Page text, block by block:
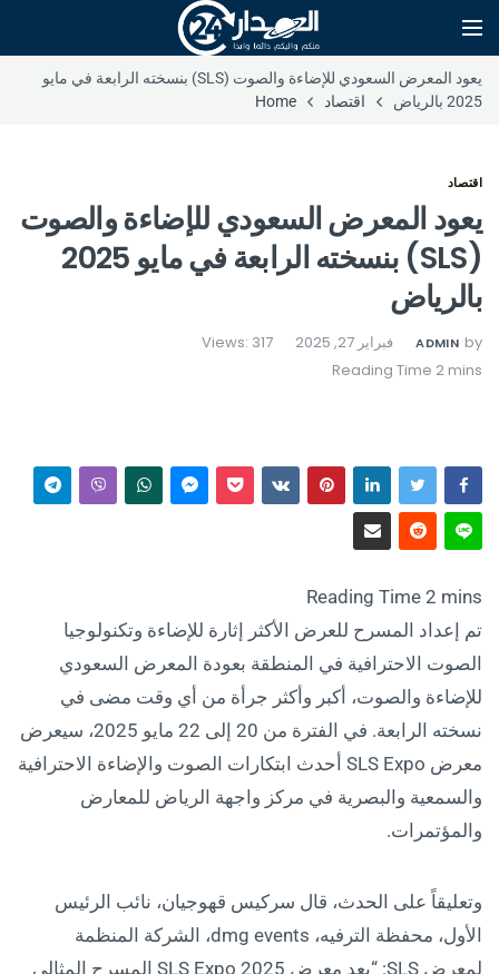
يعود المعرض السعودي للإضاءة والصوت (SLS) بنسخته الرابعة في مايو
2025 بالرياض
اقتصاد Home
اقتصاد
يعود المعرض السعودي للإضاءة والصوت
(SLS) بنسخته الرابعة في مايو 2025
بالرياض
by
ADMIN فبراير 27, 2025 Views: 317
تم إعداد المسرح للعرض الأكثر إثارة للإضاءة وتكنولوجيا
الصوت الاحترافية في المنطقة بعودة المعرض السعودي
للإضاءة والصوت، أكبر وأكثر جرأة من أي وقت مضى في
نسخته الرابعة. في الفترة من 20 إلى 22 مايو 2025، سيعرض
معرض SLS Expo أحدث ابتكارات الصوت والإضاءة الاحترافية
والسمعية والبصرية في مركز واجهة الرياض للمعارض
والمؤتمرات.
وتعليقاً على الحدث، قال سركيس قهوجيان، نائب الرئيس
الأول، محفظة الترفيه، dmg events، الشركة المنظمة
لمعرض SLS: “يعد معرض SLS Expo 2025 المسرح المثالي